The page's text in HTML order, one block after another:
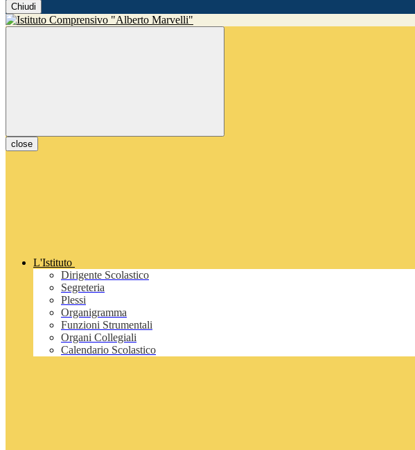
Chiudi
close
L'Istituto
Dirigente Scolastico
Segreteria
Plessi
Organigramma
Funzioni Strumentali
Organi Collegiali
Calendario Scolastico